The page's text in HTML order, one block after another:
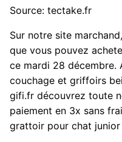
Source: tectake.fr
Sur notre site
que vous pouvez
ce mardi 28 décembre.
couchage et griffoirs
gifi.fr découvrez toute
paiement en 3x sans
grattoir pour chat